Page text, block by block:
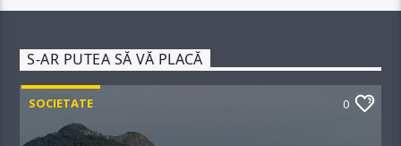
S-AR PUTEA SĂ VĂ PLACĂ
SOCIETATE 0